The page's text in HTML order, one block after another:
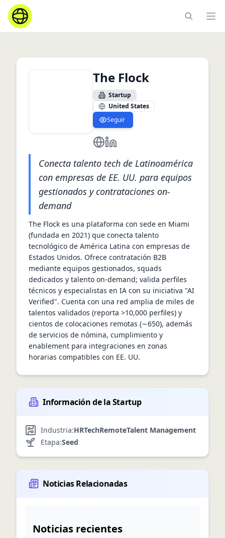
The Flock
Startup
United States
Seguir
https://theflock.com/
https://www.linkedin.com/
Conecta talento tech de Latinoamérica
con empresas de EE. UU. para equipos
gestionados y contrataciones on-
demand
The Flock es una plataforma con sede en Miami
(fundada en 2021) que conecta talento
tecnológico de América Latina con empresas de
Estados Unidos. Ofrece contratación B2B
mediante equipos gestionados, squads
dedicados y talento on-demand; valida perfiles
técnicos y especialistas en IA con su iniciativa "AI
Verified". Cuenta con una red amplia de miles de
talentos validados (reporta >10,000 perfiles) y
cientos de colocaciones remotas (∼650), además
de servicios de nómina, cumplimiento y
enablement para integraciones en zonas
horarias compatibles con EE. UU.
Información de la Startup
Industria:HRTechRemoteTalent Management
Etapa:Seed
Noticias Relacionadas
Noticias recientes